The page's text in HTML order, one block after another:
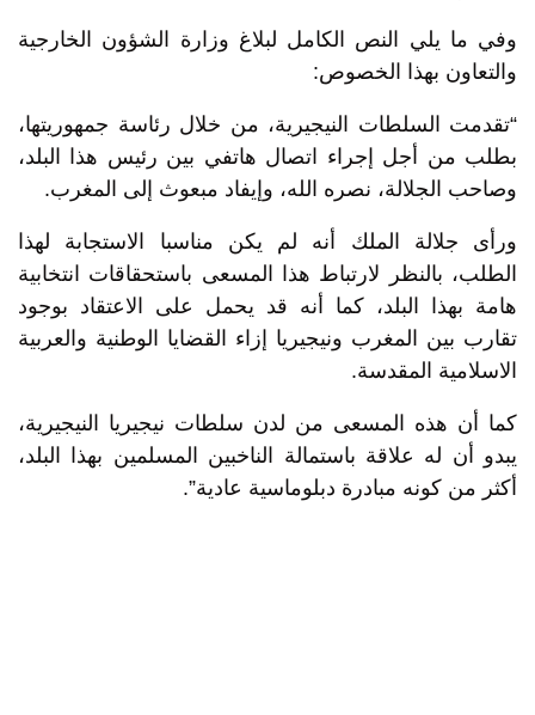
وفي ما يلي النص الكامل لبلاغ وزارة الشؤون الخارجية
والتعاون بهذا الخصوص:
“تقدمت السلطات النيجيرية، من خلال رئاسة جمهوريتها،
بطلب من أجل إجراء اتصال هاتفي بين رئيس هذا البلد،
وصاحب الجلالة، نصره الله، وإيفاد مبعوث إلى المغرب.
ورأى جلالة الملك أنه لم يكن مناسبا الاستجابة لهذا
الطلب، بالنظر لارتباط هذا المسعى باستحقاقات انتخابية
هامة بهذا البلد، كما أنه قد يحمل على الاعتقاد بوجود
تقارب بين المغرب ونيجيريا إزاء القضايا الوطنية والعربية
الاسلامية المقدسة.
كما أن هذه المسعى من لدن سلطات نيجيريا النيجيرية،
يبدو أن له علاقة باستمالة الناخبين المسلمين بهذا البلد،
أكثر من كونه مبادرة دبلوماسية عادية”.